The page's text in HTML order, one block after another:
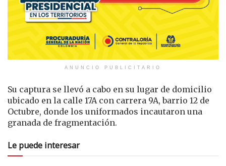
ANUNCIO PUBLICITARIO
Su captura se llevó a cabo en su lugar de domicilio
ubicado en la calle 17A con carrera 9A, barrio 12 de
Octubre, donde los uniformados incautaron una
granada de fragmentación.
Le puede interesar